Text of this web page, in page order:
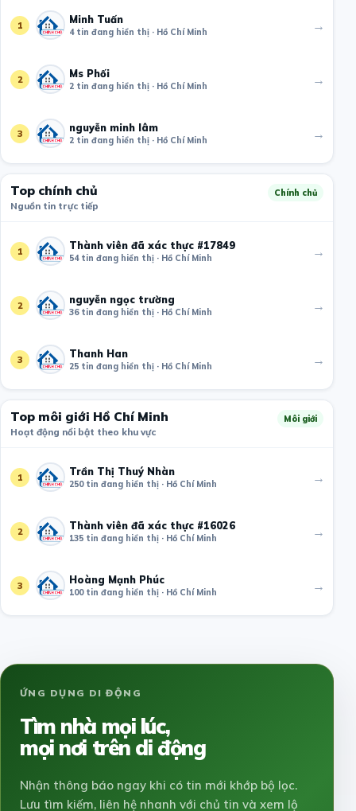
1 Minh Tuấn
4 tin đang hiển thị · Hồ Chí Minh →
2 Ms Phối
2 tin đang hiển thị · Hồ Chí Minh →
3 nguyễn minh lâm
2 tin đang hiển thị · Hồ Chí Minh →
Top chính chủ
Nguồn tin trực tiếp
Chính chủ
1 Thành viên đã xác thực #17849
54 tin đang hiển thị · Hồ Chí Minh →
2 nguyễn ngọc trường
36 tin đang hiển thị · Hồ Chí Minh →
3 Thanh Han
25 tin đang hiển thị · Hồ Chí Minh →
Top môi giới Hồ Chí Minh
Hoạt động nổi bật theo khu vực
Môi giới
1 Trần Thị Thuý Nhàn
250 tin đang hiển thị · Hồ Chí Minh →
2 Thành viên đã xác thực #16026
135 tin đang hiển thị · Hồ Chí Minh →
3 Hoàng Mạnh Phúc
100 tin đang hiển thị · Hồ Chí Minh →
ỨNG DỤNG DI ĐỘNG
Tìm nhà mọi lúc,
mọi nơi trên di động
Nhận thông báo ngay khi có tin mới khớp bộ lọc.
Lưu tìm kiếm, liên hệ nhanh với chủ tin và xem lộ